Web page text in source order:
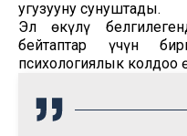
угузууну сунуштады.
Эл өкүлү
бейтаптар үчүн
психологиялык колдоо